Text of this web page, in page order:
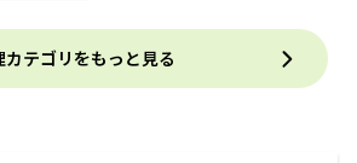
カテゴリをもっと見る